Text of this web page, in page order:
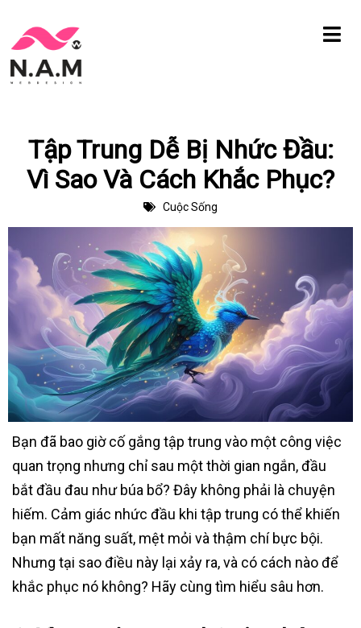
Chuyển
tới
Tập Trung Dễ Bị Nhức Đầu:
Vì Sao Và Cách Khắc Phục?
Cuộc Sống
Bạn đã bao giờ cố gắng tập trung vào một công việc
quan trọng nhưng chỉ sau một thời gian ngắn, đầu
bắt đầu đau như búa bổ? Đây không phải là chuyện
hiếm. Cảm giác nhức đầu khi tập trung có thể khiến
bạn mất năng suất, mệt mỏi và thậm chí bực bội.
Nhưng tại sao điều này lại xảy ra, và có cách nào để
khắc phục nó không? Hãy cùng tìm hiểu sâu hơn.